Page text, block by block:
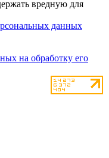
вредную для
данных
на обработку его